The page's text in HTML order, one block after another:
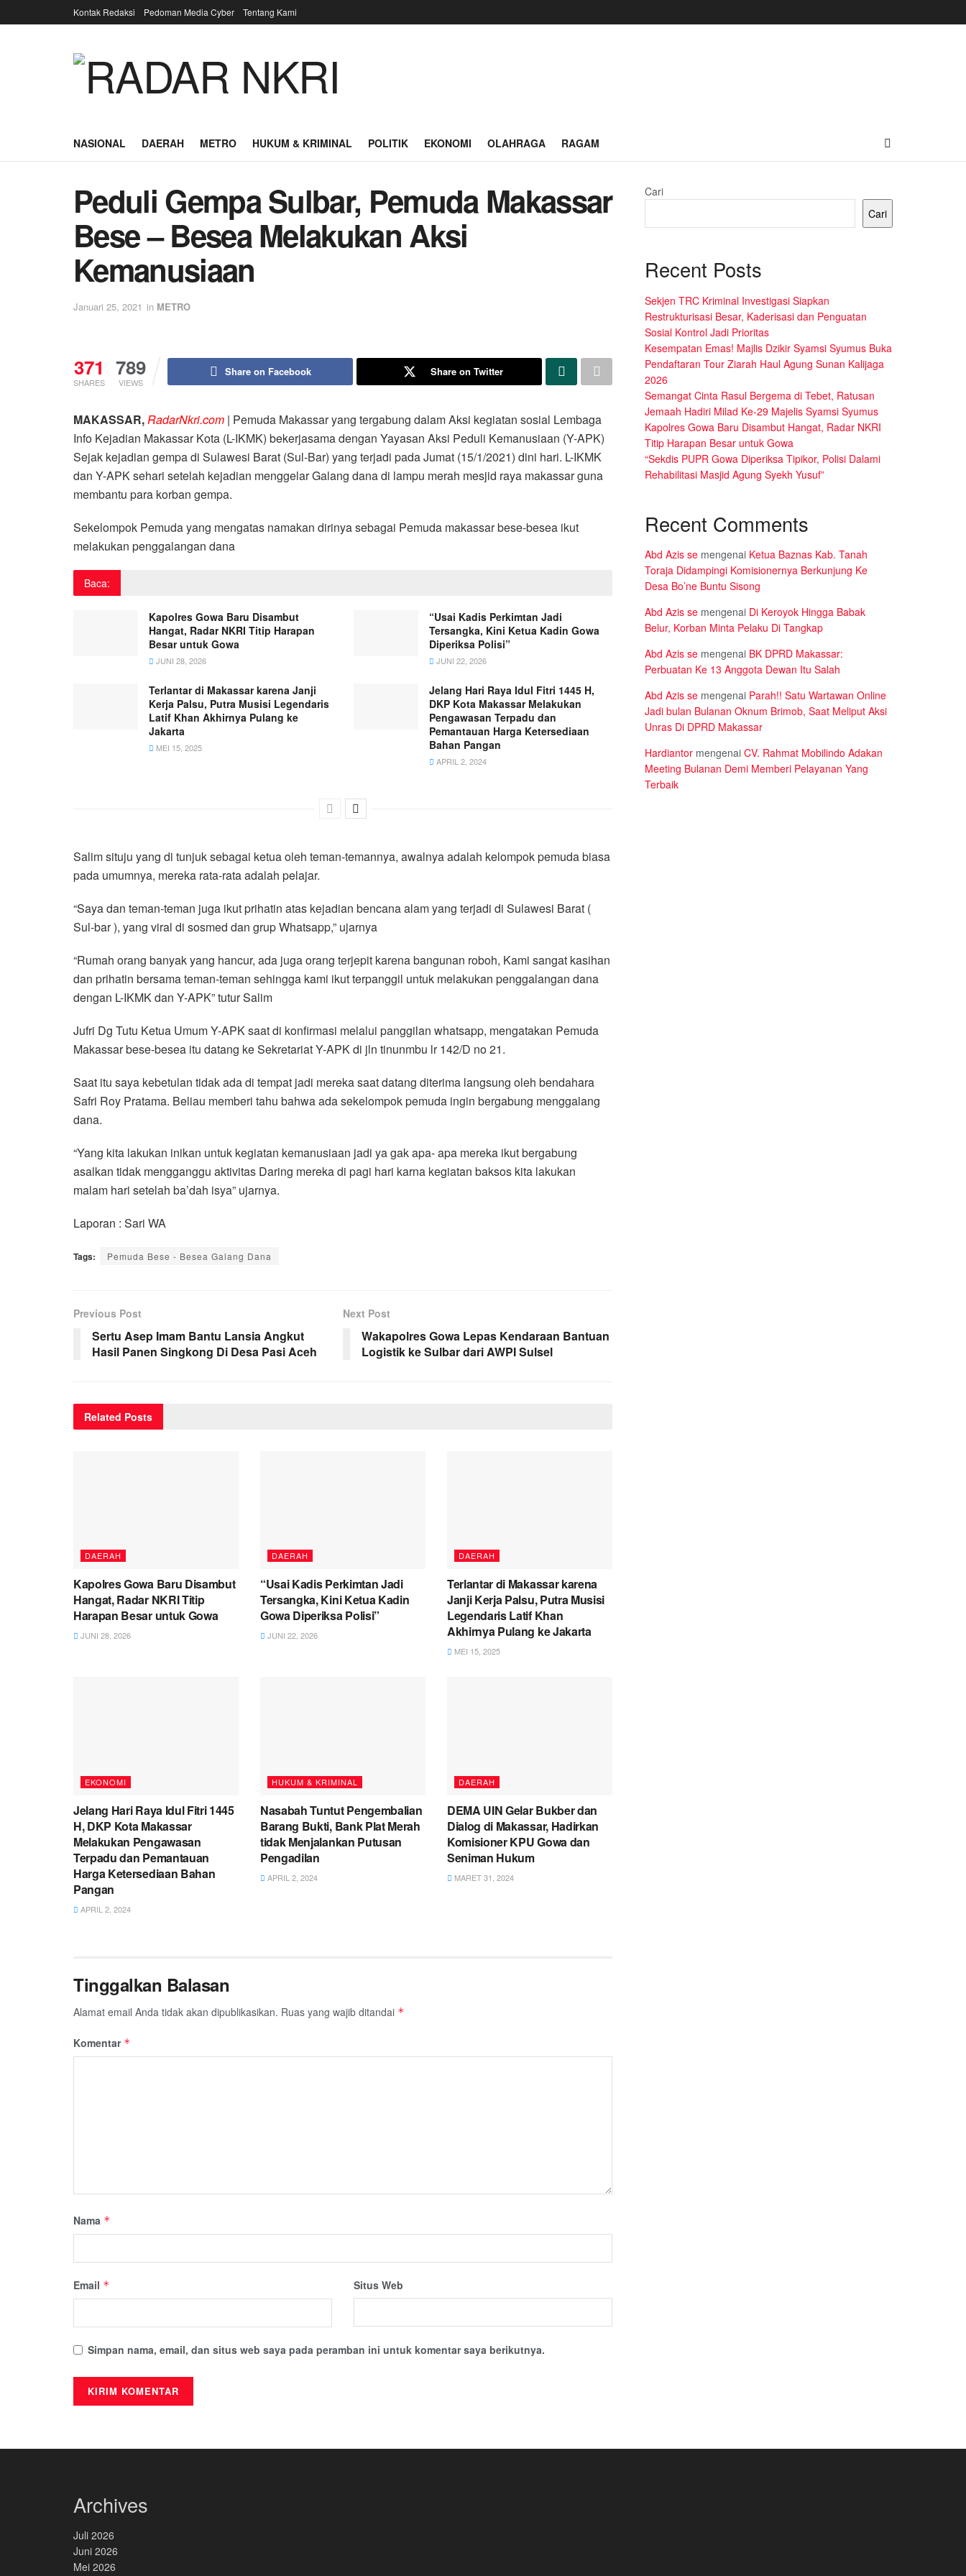
Kontak Redaksi Pedoman Media Cyber Tentang Kami
NASIONAL DAERAH METRO HUKUM & KRIMINAL POLITIK EKONOMI OLAHRAGA RAGAM
Peduli Gempa Sulbar, Pemuda Makassar
Bese – Besea Melakukan Aksi
Kemanusiaan
Januari 25, 2021 in METRO
371
SHARES
789
VIEWS
Share on Facebook Share on Twitter
MAKASSAR,RadarNkri.com | Pemuda Makassar yang tergabung dalam Aksi kegiatan sosial Lembaga
Info Kejadian Makassar Kota (L-IKMK) bekerjasama dengan Yayasan Aksi Peduli Kemanusiaan (Y-APK)
Sejak kejadian gempa di Sulawesi Barat (Sul-Bar) yang terjadi pada Jumat (15/1/2021) dini hari. L-IKMK
dan Y-APK sehari setelah kejadian menggelar Galang dana di lampu merah mesjid raya makassar guna
membantu para korban gempa.
Sekelompok Pemuda yang mengatas namakan dirinya sebagai Pemuda makassar bese-besea ikut
melakukan penggalangan dana
Baca:
Kapolres Gowa Baru Disambut
Hangat, Radar NKRI Titip Harapan
Besar untuk Gowa
JUNI 28, 2026
“Usai Kadis Perkimtan Jadi
Tersangka, Kini Ketua Kadin Gowa
Diperiksa Polisi”
JUNI 22, 2026
Terlantar di Makassar karena Janji
Kerja Palsu, Putra Musisi Legendaris
Latif Khan Akhirnya Pulang ke
Jakarta
MEI 15, 2025
Jelang Hari Raya Idul Fitri 1445 H,
DKP Kota Makassar Melakukan
Pengawasan Terpadu dan
Pemantauan Harga Ketersediaan
Bahan Pangan
APRIL 2, 2024
Salim situju yang di tunjuk sebagai ketua oleh teman-temannya, awalnya adalah kelompok pemuda biasa
pada umumnya, mereka rata-rata adalah pelajar.
“Saya dan teman-teman juga ikut prihatin atas kejadian bencana alam yang terjadi di Sulawesi Barat (
Sul-bar ), yang viral di sosmed dan grup Whatsapp,” ujarnya
“Rumah orang banyak yang hancur, ada juga orang terjepit karena bangunan roboh, Kami sangat kasihan
dan prihatin bersama teman-teman sehingga kami ikut terpanggil untuk melakukan penggalangan dana
dengan L-IKMK dan Y-APK” tutur Salim
Jufri Dg Tutu Ketua Umum Y-APK saat di konfirmasi melalui panggilan whatsapp, mengatakan Pemuda
Makassar bese-besea itu datang ke Sekretariat Y-APK di jln tinunmbu lr 142/D no 21.
Saat itu saya kebetulan tidak ada di tempat jadi mereka saat datang diterima langsung oleh bendahara
Safri Roy Pratama. Beliau memberi tahu bahwa ada sekelompok pemuda ingin bergabung menggalang
dana.
“Yang kita lakukan inikan untuk kegiatan kemanusiaan jadi ya gak apa- apa mereka ikut bergabung
asalkan tidak mengganggu aktivitas Daring mereka di pagi hari karna kegiatan baksos kita lakukan
malam hari setelah ba’dah isya” ujarnya.
Laporan : Sari WA
Tags: Pemuda Bese - Besea Galang Dana
Previous Post
Sertu Asep Imam Bantu Lansia Angkut
Hasil Panen Singkong Di Desa Pasi Aceh
Next Post
Wakapolres Gowa Lepas Kendaraan Bantuan
Logistik ke Sulbar dari AWPI Sulsel
Related Posts
DAERAH
Kapolres Gowa Baru Disambut
Hangat, Radar NKRI Titip
Harapan Besar untuk Gowa
JUNI 28, 2026
DAERAH
“Usai Kadis Perkimtan Jadi
Tersangka, Kini Ketua Kadin
Gowa Diperiksa Polisi”
JUNI 22, 2026
DAERAH
Terlantar di Makassar karena
Janji Kerja Palsu, Putra Musisi
Legendaris Latif Khan
Akhirnya Pulang ke Jakarta
MEI 15, 2025
EKONOMI
Jelang Hari Raya Idul Fitri 1445
H, DKP Kota Makassar
Melakukan Pengawasan
Terpadu dan Pemantauan
Harga Ketersediaan Bahan
Pangan
APRIL 2, 2024
HUKUM & KRIMINAL
Nasabah Tuntut Pengembalian
Barang Bukti, Bank Plat Merah
tidak Menjalankan Putusan
Pengadilan
APRIL 2, 2024
DAERAH
DEMA UIN Gelar Bukber dan
Dialog di Makassar, Hadirkan
Komisioner KPU Gowa dan
Seniman Hukum
MARET 31, 2024
Tinggalkan Balasan
Alamat email Anda tidak akan dipublikasikan. Ruas yang wajib ditandai *
Komentar *
Nama *
Email * Situs Web
Simpan nama, email, dan situs web saya pada peramban ini untuk komentar saya berikutnya.
Cari
Cari
Recent Posts
Sekjen TRC Kriminal Investigasi Siapkan
Restrukturisasi Besar, Kaderisasi dan Penguatan
Sosial Kontrol Jadi Prioritas
Kesempatan Emas! Majlis Dzikir Syamsi Syumus Buka
Pendaftaran Tour Ziarah Haul Agung Sunan Kalijaga
2026
Semangat Cinta Rasul Bergema di Tebet, Ratusan
Jemaah Hadiri Milad Ke-29 Majelis Syamsi Syumus
Kapolres Gowa Baru Disambut Hangat, Radar NKRI
Titip Harapan Besar untuk Gowa
“Sekdis PUPR Gowa Diperiksa Tipikor, Polisi Dalami
Rehabilitasi Masjid Agung Syekh Yusuf”
Recent Comments
Abd Azis se mengenai Ketua Baznas Kab. Tanah
Toraja Didampingi Komisionernya Berkunjung Ke
Desa Bo’ne Buntu Sisong
Abd Azis se mengenai Di Keroyok Hingga Babak
Belur, Korban Minta Pelaku Di Tangkap
Abd Azis se mengenai BK DPRD Makassar:
Perbuatan Ke 13 Anggota Dewan Itu Salah
Abd Azis se mengenai Parah!! Satu Wartawan Online
Jadi bulan Bulanan Oknum Brimob, Saat Meliput Aksi
Unras Di DPRD Makassar
Hardiantor mengenai CV. Rahmat Mobilindo Adakan
Meeting Bulanan Demi Memberi Pelayanan Yang
Terbaik
Archives
Juli 2026
Juni 2026
Mei 2026